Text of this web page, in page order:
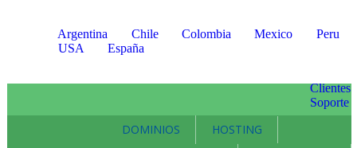
Argentina Chile Colombia Mexico
Peru
USA
España
Clientes
Soporte
DOMINIOS
HOSTING